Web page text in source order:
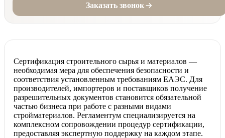
Заказать звонок
Сертификация строительного сырья и материалов —
необходимая мера для обеспечения безопасности и
соответствия установленным требованиям ЕАЭС. Для
производителей, импортеров и поставщиков получение
разрешительных документов становится обязательной
частью бизнеса при работе с разными видами
стройматериалов. Регламентум специализируется на
комплексном сопровождении процедур сертификации,
предоставляя экспертную поддержку на каждом этапе.